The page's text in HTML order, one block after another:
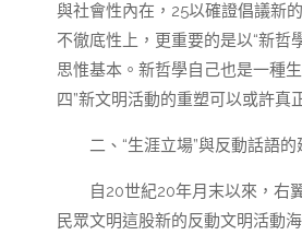
與社會性內在，25以確證倡議新
不徹底性上，更重要的是以“新哲
思惟基本。新哲學自己也是一種
四”新文明活動的重塑可以或許真
二、“生涯立場”與反動話語的
自20世紀20年月末以來，右
民眾文明這股新的反動文明活動